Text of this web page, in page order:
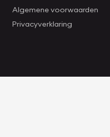
Algemene voorwaarden
Privacyverklaring